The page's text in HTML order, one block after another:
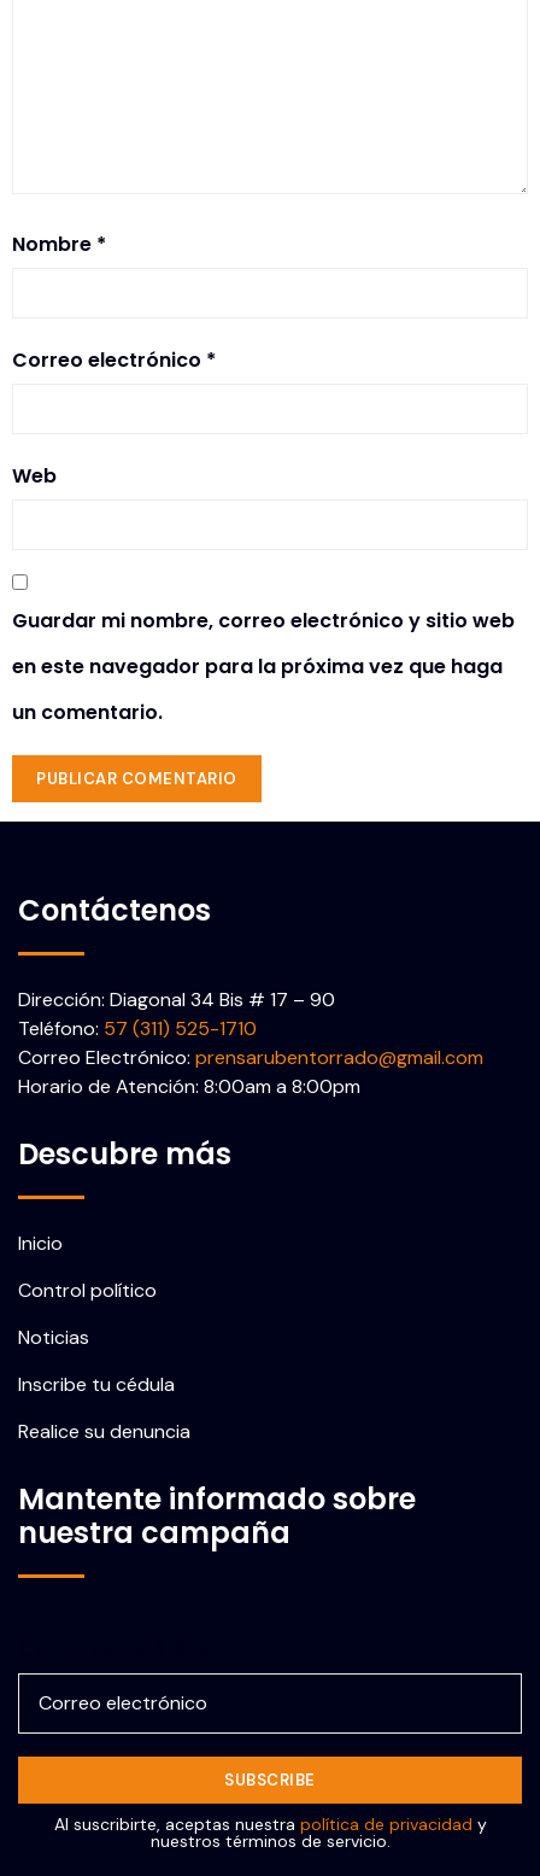
Nombre *
Correo electrónico *
Web
Guardar mi nombre, correo electrónico y sitio web
en este navegador para la próxima vez que haga
un comentario.
Contáctenos
Dirección: Diagonal 34 Bis # 17 – 90
Teléfono: 57 (311) 525-1710
Correo Electrónico: prensarubentorrado@gmail.com
Horario de Atención: 8:00am a 8:00pm
Descubre más
Inicio
Control político
Noticias
Inscribe tu cédula
Realice su denuncia
Mantente informado sobre
nuestra campaña
Al suscribirte, aceptas nuestra política de privacidad y
nuestros términos de servicio.